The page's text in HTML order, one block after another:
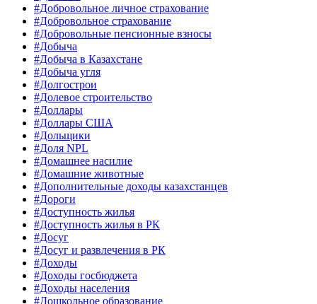
#Добровольное личное страхование
#Добровольное страхование
#Добровольные пенсионные взносы
#Добыча
#Добыча в Казахстане
#Добыча угля
#Долгострои
#Долевое строительство
#Доллары
#Доллары США
#Дольщики
#Доля NPL
#Домашнее насилие
#Домашние животные
#Дополнительные доходы казахстанцев
#Дороги
#Доступность жилья
#Доступность жилья в РК
#Досуг
#Досуг и развлечения в РК
#Доходы
#Доходы госбюджета
#Доходы населения
#Дошкольное образование